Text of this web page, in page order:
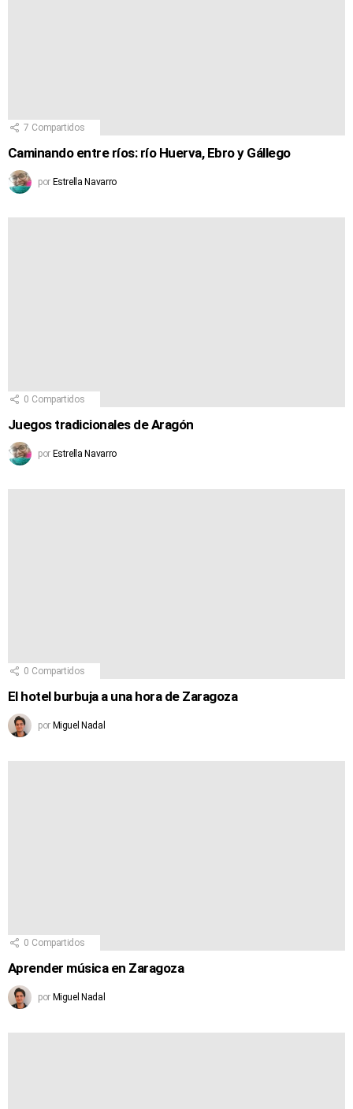
7 Compartidos
Caminando entre ríos: río Huerva, Ebro y Gállego
por Estrella Navarro
0 Compartidos
Juegos tradicionales de Aragón
por Estrella Navarro
0 Compartidos
El hotel burbuja a una hora de Zaragoza
por Miguel Nadal
0 Compartidos
Aprender música en Zaragoza
por Miguel Nadal